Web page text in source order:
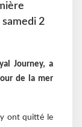
2
Journey, a
de la mer
ont quitté le